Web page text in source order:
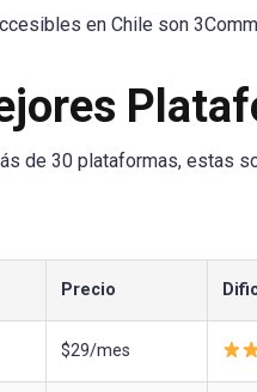
en Chile son
de 30 plataformas, estas
Precio
$29/mes